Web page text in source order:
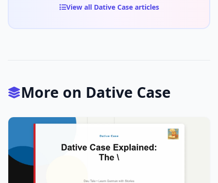
View all Dative Case articles
More on Dative Case